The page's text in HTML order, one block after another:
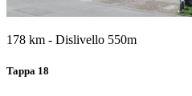
178 km - Dislivello 550m
Tappa 18